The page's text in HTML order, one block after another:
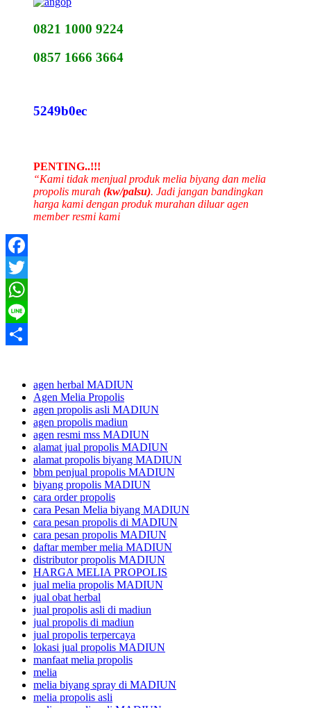
0821 1000 9224
0857 1666 3664
5249b0ec
PENTING..!!!
“Kami tidak menjual produk melia biyang dan melia
propolis murah (kw/palsu). Jadi jangan bandingkan
harga kami dengan produk murahan diluar agen
member resmi kami
Facebook
Twitter
WhatsApp
Line
agen herbal MADIUN
Agen Melia Propolis
agen propolis asli MADIUN
agen propolis madiun
agen resmi mss MADIUN
alamat jual propolis MADIUN
alamat propolis biyang MADIUN
bbm penjual propolis MADIUN
biyang propolis MADIUN
cara order propolis
cara Pesan Melia biyang MADIUN
cara pesan propolis di MADIUN
cara pesan propolis MADIUN
daftar member melia MADIUN
distributor propolis MADIUN
HARGA MELIA PROPOLIS
jual melia propolis MADIUN
jual obat herbal
jual propolis asli di madiun
jual propolis di madiun
jual propolis terpercaya
lokasi jual propolis MADIUN
manfaat melia propolis
melia
melia biyang spray di MADIUN
melia propolis asli